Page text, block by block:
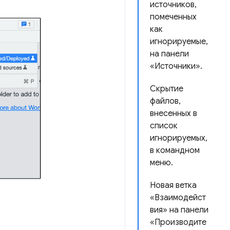
источников,
помеченных
как
игнорируемые,
на панели
«Источники».
Скрытие
файлов,
внесенных в
список
игнорируемых,
в командном
меню.
Новая ветка
«Взаимодейст
вия» на панели
«Производите